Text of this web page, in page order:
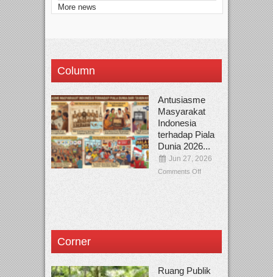
More news
Column
Antusiasme
Masyarakat
Indonesia
terhadap Piala
Dunia 2026...
Jun 27, 2026
Comments Off
Corner
Ruang Publik